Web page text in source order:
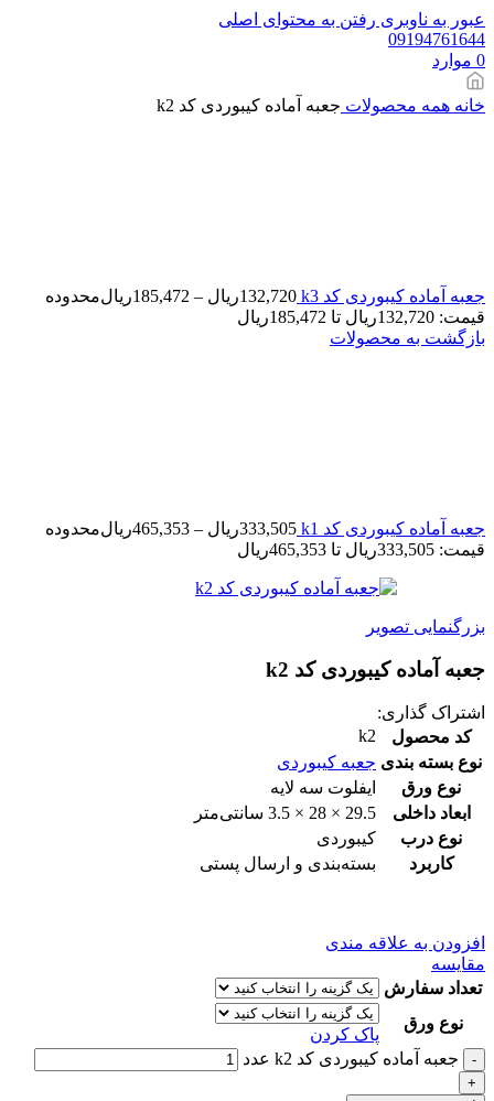
عبور به ناوبری رفتن به محتوای اصلی
09194761644
0 موارد
خانه همه محصولات جعبه آماده کیبوردی کد k2
جعبه آماده کیبوردی کد k3 132,720ریال –
185,472ریالمحدوده
قیمت: 132,720ریال تا 185,472ریال
بازگشت به محصولات
جعبه آماده کیبوردی کد k1 333,505ریال –
465,353ریالمحدوده
قیمت: 333,505ریال تا 465,353ریال
بزرگنمایی تصویر
جعبه آماده کیبوردی کد k2
اشتراک گذاری:
کد محصول
k2
نوع بسته بندی جعبه کیبوردی
نوع ورق
ایفلوت سه لایه
ابعاد داخلی
29.5 × 28 × 3.5 سانتی‌متر
نوع درب
کیبوردی
کاربرد
بسته‌بندی و ارسال پستی
افزودن به علاقه مندی
مقایسه
تعداد سفارش
نوع ورق
پاک کردن
جعبه آماده کیبوردی کد k2 عدد